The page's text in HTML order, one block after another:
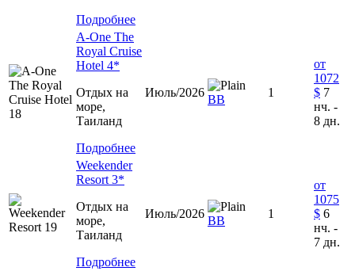
Подробнее
A-One The
Royal Cruise
Hotel 4*
Отдых на
море,
Таиланд
Подробнее
Июль/2026
ВВ
1
от
1072
$ 7
нч. -
8 дн.
Weekender
Resort 3*
Отдых на
море,
Таиланд
Подробнее
Июль/2026
ВВ
1
от
1075
$ 6
нч. -
7 дн.